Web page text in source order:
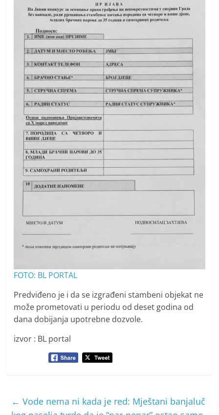
FOTO: BL PORTAL
Predviđeno je i da se izgrađeni stambeni objekat ne
može prometovati u periodu od deset godina od
dana dobijanja upotrebne dozvole.
izvor : BL portal
← Vode nema ni kada je red: Mještani banjaluč